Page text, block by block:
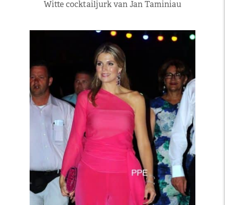
Witte cocktailjurk van Jan Taminiau